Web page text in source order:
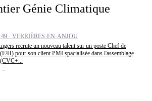
Génie Climatique
49 - VERRIÈRES-EN-ANJOU
recrute un nouveau talent sur un poste Chef de
H) pour son client PMI spacialisée dans l'assemblage